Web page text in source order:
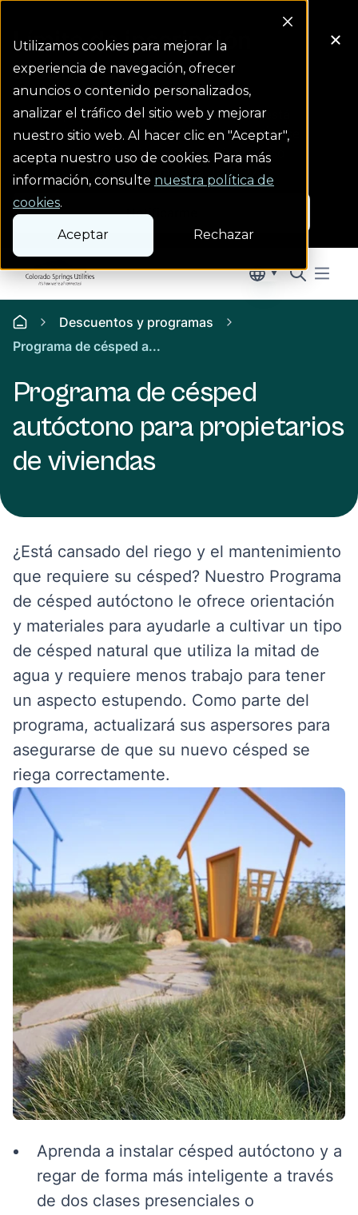
Utilizamos cookies para mejorar la
experiencia de navegación, ofrecer
anuncios o contenido personalizados,
analizar el tráfico del sitio web y mejorar
nuestro sitio web. Al hacer clic en "Aceptar",
acepta nuestro uso de cookies. Para más
información, consulte nuestra política de
cookies.
Aceptar Rechazar
Colorado Springs Logo Menu
Límite de inscripción
alcanzado
La inscripción para el programa de 2026 está
cerrada tras alcanzar el límite de plazas. Únase
a la lista de notificación para recibir un aviso
cuando se abra en la primavera de 2027.
Notificarme
HomepageDescuentos y programas
Descuentos y programas
Programa de césped a...
Programa de césped
autóctono para propietarios
de viviendas
¿Está cansado del riego y el mantenimiento
que requiere su césped? Nuestro Programa
de césped autóctono le ofrece orientación
y materiales para ayudarle a cultivar un tipo
de césped natural que utiliza la mitad de
agua y requiere menos trabajo para tener
un aspecto estupendo. Como parte del
programa, actualizará sus aspersores para
asegurarse de que su nuevo césped se
riega correctamente.
Aprenda a instalar césped autóctono y a
regar de forma más inteligente a través
de dos clases presenciales o